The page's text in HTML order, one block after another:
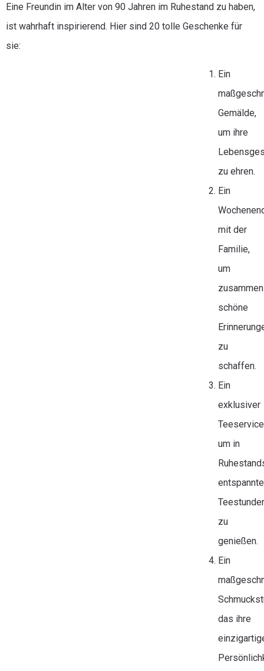
Eine Freundin im Alter von 90 Jahren im Ruhestand zu haben,
ist wahrhaft inspirierend. Hier sind 20 tolle Geschenke für
sie:
Ein
Gemälde,
um ihre
zu ehren.
Ein
mit der
Familie,
um
zusammen
schöne
zu
schaffen.
Ein
exklusiver
um in
entspannte
zu
genießen.
Ein
das ihre